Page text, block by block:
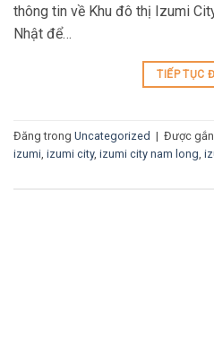
thông tin về Khu đô thị Izumi
Nhật để…
TIẾP TỤC
Đăng trong Uncategorized | Được
izumi izumi city, izumi city nam long